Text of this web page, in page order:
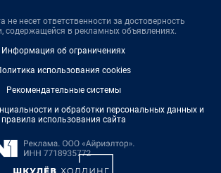
не несет ответственности за достоверность
содержащейся в рекламных объявлениях.
Информация об ограничениях
использования cookies
Рекомендательные системы
и обработки персональных данных и
правила использования сайта